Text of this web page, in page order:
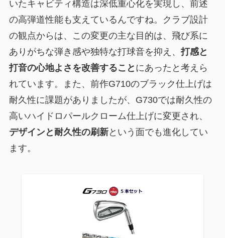
いたキャビティ構造は深低重心化を実現し、前述
の高弾道性能も支えているんですね。クラブ設計
の観点からは、この変更の主な目的は、飛び系に
ありがちな弾き感や独特な打球音を抑え、打感と
打音の心地よさを改善すること にあったと考えら
れています。また、前作G710のブラック仕上げは
耐久性に課題がありましたが、G730では耐久性の
高いハイドロパールクローム仕上げに変更され、
デザインと耐久性の刷新という面でも進化してい
ます。